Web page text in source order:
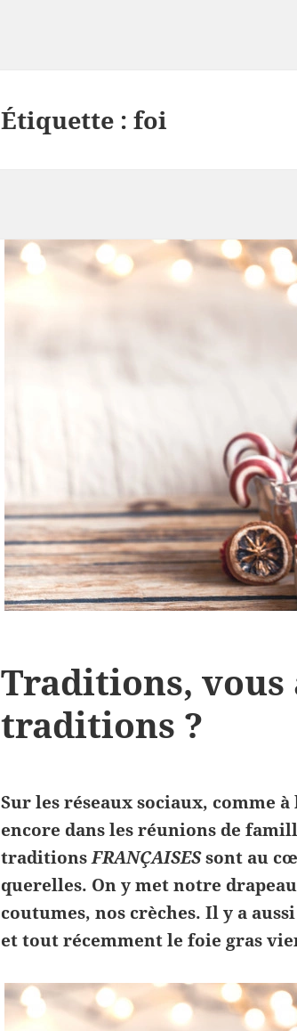
Étiquette :foi
Traditions, vous
traditions ?
Sur les réseaux sociaux, comme
encore dans les réunions de
traditionsFRANÇAISESsont au
querelles. On y met notre
coutumes, nos crèches. Il y a
et tout récemment le foie gras